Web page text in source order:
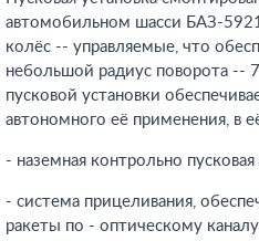
автомобильном шасси БАЗ-
колёс -- управляемые, что
небольшой радиус поворота --
пусковой установки
автономного её применения, в
- наземная контрольно
- система прицеливания,
ракеты по - оптическому